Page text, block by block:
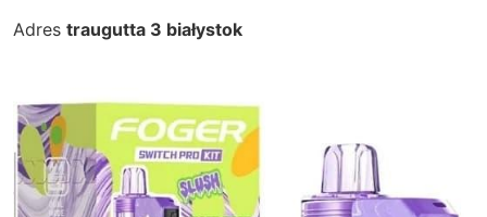
Adres traugutta 3 białystok